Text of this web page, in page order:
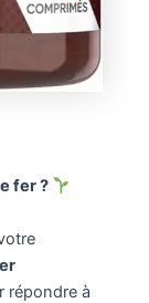
fer ?
répondre à